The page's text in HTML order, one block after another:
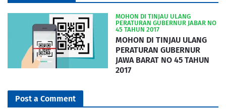
MOHON DI TINJAU ULANG
PERATURAN GUBERNUR JABAR NO
45 TAHUN 2017
MOHON DI TINJAU ULANG
PERATURAN GUBERNUR
JAWA BARAT NO 45 TAHUN
2017
Post a Comment